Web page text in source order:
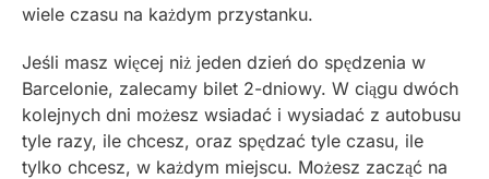
wiele czasu na każdym przystanku.
Jeśli masz więcej niż jeden dzień do spędzenia w
Barcelonie, zalecamy bilet 2-dniowy. W ciągu dwóch
kolejnych dni możesz wsiadać i wysiadać z autobusu
tyle razy, ile chcesz, oraz spędzać tyle czasu, ile
tylko chcesz, w każdym miejscu. Możesz zacząć na